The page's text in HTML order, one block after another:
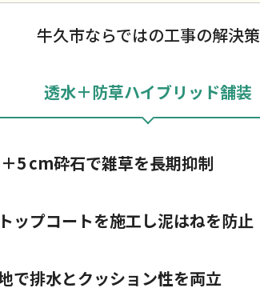
牛久市ならではの工事の解決策
透水＋防草ハイブリッド舗装
5 cm砕石で雑草を長期抑制
ップコートを施工し泥はねを防止
で排水とクッション性を両立